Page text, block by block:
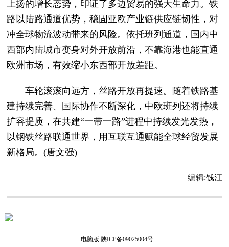
上扬的增长态势，印证了多边贸易的强大生命力。铁
路以陆路通道优势，稳固亚欧产业链供应链韧性，对
冲全球物流波动带来的风险。依托班列通道，国内中
西部内陆城市变身对外开放前沿，不靠海港也能直通
欧洲市场，有效缩小东西部开放差距。
车轮滚滚向远方，丝路开放再提速。随着铁路基
建持续完善、国际协作不断深化，中欧班列还将持续
扩容提质，在共建“一带一路”进程中持续发光发热，
以钢铁丝路联通世界，用互联互通赋能全球经贸发展
新格局。(唐文强)
编辑:钱江
电脑版 陕ICP备09025004号